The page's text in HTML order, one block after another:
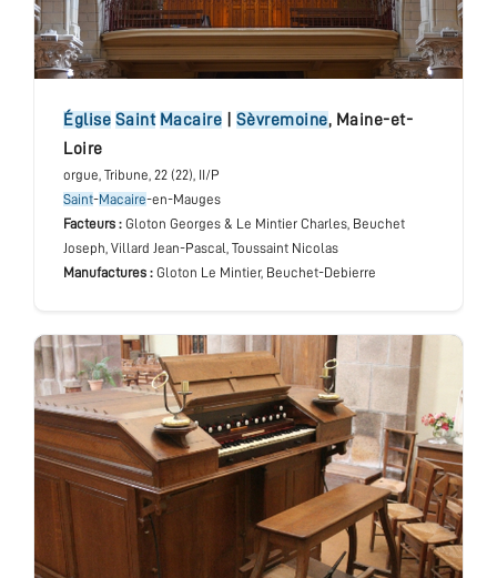
église Saint Macaire Sèvremoine, Maine-et-
Loire
orgue, Tribune, 22 (22), II/P
Saint-Macaire-en-Mauges
Facteurs : Gloton Georges & Le Mintier Charles, Beuchet
Joseph, Villard Jean-Pascal, Toussaint Nicolas
Manufactures : Gloton Le Mintier, Beuchet-Debierre